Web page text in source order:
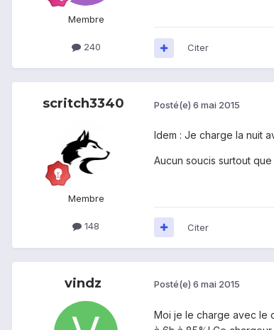
Membre
240 Citer
scritch3340
Membre
148
Posté(e) 6 mai 2015
Idem : Je charge la nuit
Aucun soucis surtout
Citer
vindz Posté(e) 6 mai 2015
Moi je le charge avec le